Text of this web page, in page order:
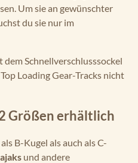
Um sie an gewünschter
du sie nur im
dem Schnellverschlusssockel
Loading Gear-Tracks nicht
Größen erhältlich
B-Kugel als auch als C-
und andere